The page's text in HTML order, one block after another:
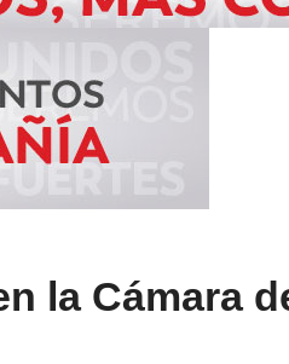
la Cámara